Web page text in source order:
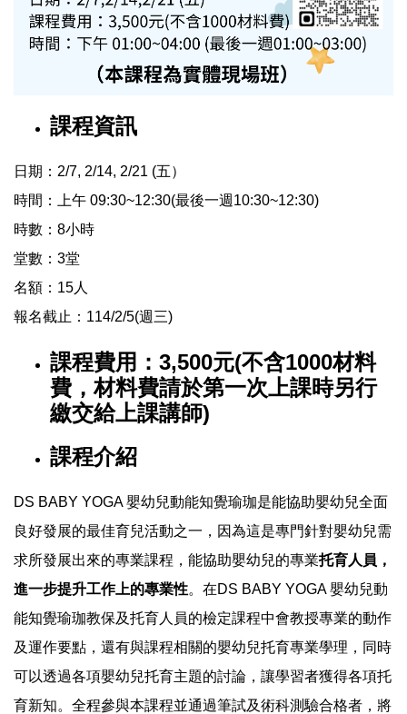
課程資訊
⽇期：2/7, 2/14, 2/21 (五）
時間：上午 09:30~12:30(最後一週10:30~12:30)
時數：8⼩時
堂數：3堂
名額：15⼈
報名截⽌：114/2/5(週三)
課程費用：3,500元(不含1000材料
費，材料費請於第一次上課時另行
繳交給上課講師)
課程介紹
DS BABY YOGA 嬰幼兒動能知覺瑜珈是能協助嬰幼兒全面
良好發展的最佳育兒活動之一，因為這是專門針對嬰幼兒需
求所發展出來的專業課程，能協助嬰幼兒的專業托育人員，
進一步提升工作上的專業性。在DS BABY YOGA 嬰幼兒動
能知覺瑜珈教保及托育人員的檢定課程中會教授專業的動作
及運作要點，還有與課程相關的嬰幼兒托育專業學理，同時
可以透過各項嬰幼兒托育主題的討論，讓學習者獲得各項托
育新知。全程參與本課程並通過筆試及術科測驗合格者，將